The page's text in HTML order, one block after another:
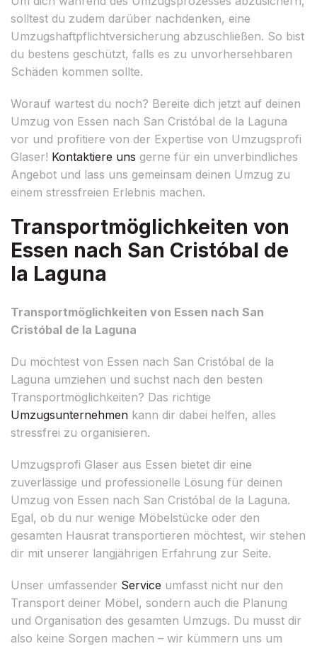
solltest du zudem darüber nachdenken, eine
Umzugshaftpflichtversicherung abzuschließen. So bist
du bestens geschützt, falls es zu unvorhersehbaren
Schäden kommen sollte.
Worauf wartest du noch? Bereite dich jetzt auf deinen
Umzug von Essen nach San Cristóbal de la Laguna
vor und profitiere von der Expertise von Umzugsprofi
Glaser! Kontaktiere uns gerne für ein unverbindliches
Angebot und lass uns gemeinsam deinen Umzug zu
einem stressfreien Erlebnis machen.
Transportmöglichkeiten von
Essen nach San Cristóbal de
la Laguna
Transportmöglichkeiten von Essen nach San
Cristóbal de la Laguna
Du möchtest von Essen nach San Cristóbal de la
Laguna umziehen und suchst nach den besten
Transportmöglichkeiten? Das richtige
Umzugsunternehmen kann dir dabei helfen, alles
stressfrei zu organisieren.
Umzugsprofi Glaser aus Essen bietet dir eine
zuverlässige und professionelle Lösung für deinen
Umzug von Essen nach San Cristóbal de la Laguna.
Egal, ob du nur wenige Möbelstücke oder den
gesamten Hausrat transportieren möchtest, wir stehen
dir mit unserer langjährigen Erfahrung zur Seite.
Unser umfassender Service umfasst nicht nur den
Transport deiner Möbel, sondern auch die Planung
und Organisation des gesamten Umzugs. Du musst dir
also keine Sorgen machen – wir kümmern uns um